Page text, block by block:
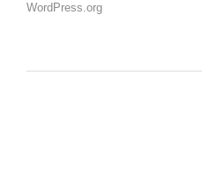
WordPress.org